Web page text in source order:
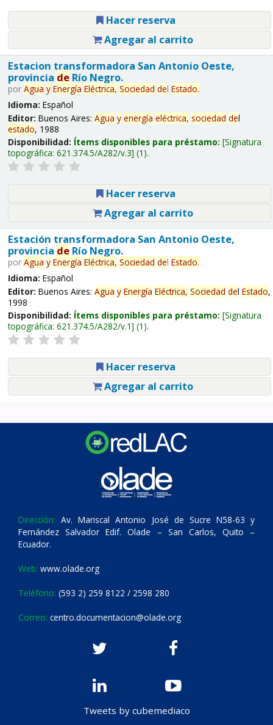
Hacer reserva
Agregar al carrito
Estacion transformadora San Antonio Oeste,
provincia deRío Negro.
por Agua y Energía Eléctrica, Sociedad del Estado.
Idioma: Español
Editor: Buenos Aires: Agua y energía eléctrica, sociedad del
estado, 1988
Disponibilidad: Ítems disponibles para préstamo: Signatura
topográfica: 621.374.5/A282/v.3 (1).
Hacer reserva
Agregar al carrito
Estación transformadora San Antonio Oeste,
provincia deRío Negro.
por Agua y Energía Eléctrica, Sociedad del Estado.
Idioma: Español
Editor: Buenos Aires: Agua y Energía Eléctrica, Sociedad del Estado,
1998
Disponibilidad: Ítems disponibles para préstamo: Signatura
topográfica: 621.374.5/A282/v.1 (1).
Hacer reserva
Agregar al carrito
Dirección: Av. Mariscal Antonio José de Sucre N58-63 y
Fernández Salvador Edif. Olade – San Carlos, Quito –
Ecuador.
Web: www.olade.org
Teléfono: (593 2) 259 8122 / 2598 280
Correo: centro.documentacion@olade.org
Tweets by cubemediaco